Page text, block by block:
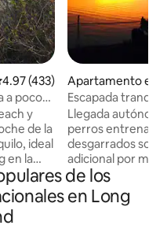
promedio: 4.97 de
4.97 (433)
a pocos
y
de la
en la
ser
Apartamento en
Escapada
desde aquí
Llegada
perros
desgarrados son
adicional por
Estacionamiento
automóviles.
el río Hudson.
de los
en Long